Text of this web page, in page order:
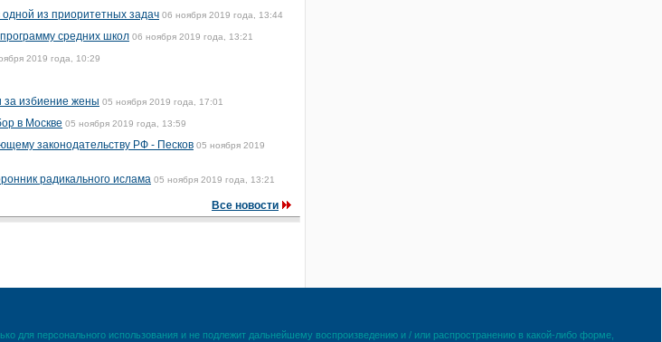
из приоритетных задач 06 ноября 2019 года, 13:44
средних школ 06 ноября 2019 года, 13:21
2019 года, 10:29
за избиение жены 05 ноября 2019 года, 17:01
в Москве 05 ноября 2019 года, 13:59
законодательству РФ - Песков 05 ноября 2019
радикального ислама 05 ноября 2019 года, 13:21
Все новости
для персонального использования и не подлежит дальнейшему воспроизведению и / или распространению в какой-либо форме,